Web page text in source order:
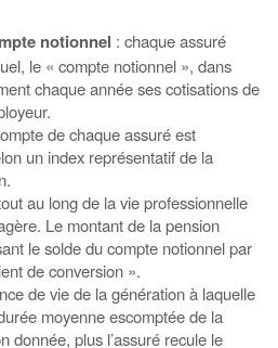
notionnel : chaque assuré
le « compte notionnel », dans
chaque année ses cotisations de
de chaque assuré est
un index représentatif de la
au long de la vie professionnelle
Le montant de la pension
le solde du compte notionnel par
de conversion ».
de vie de la génération à laquelle
moyenne escomptée de la
donnée, plus l’assuré recule le